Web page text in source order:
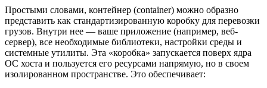
Простыми словами, контейнер (container) можно образно
представить как стандартизированную коробку для перевозки
грузов. Внутри нее — ваше приложение (например, веб-
сервер), все необходимые библиотеки, настройки среды и
системные утилиты. Эта «коробка» запускается поверх ядра
ОС хоста и пользуется его ресурсами напрямую, но в своем
изолированном пространстве. Это обеспечивает: